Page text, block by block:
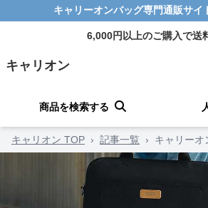
キャリーオンバッグ専門通販サイ
6,000円以上のご購入で送
キャリオン
商品を検索する
キャリオン TOP › 記事一覧 › キャリーオ